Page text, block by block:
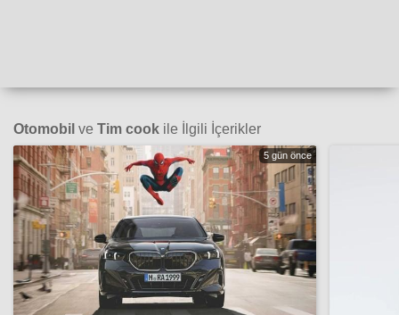
Otomobil ve Tim cook ile İlgili İçerikler
5 gün önce